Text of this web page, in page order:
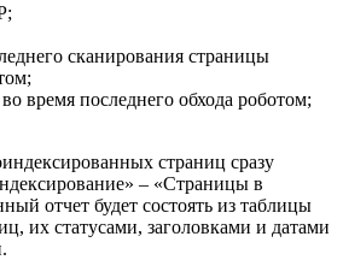
сканирования страницы
время последнего обхода роботом;
страниц сразу
– «Страницы в
отчет будет состоять из таблицы
их статусами, заголовками и датами